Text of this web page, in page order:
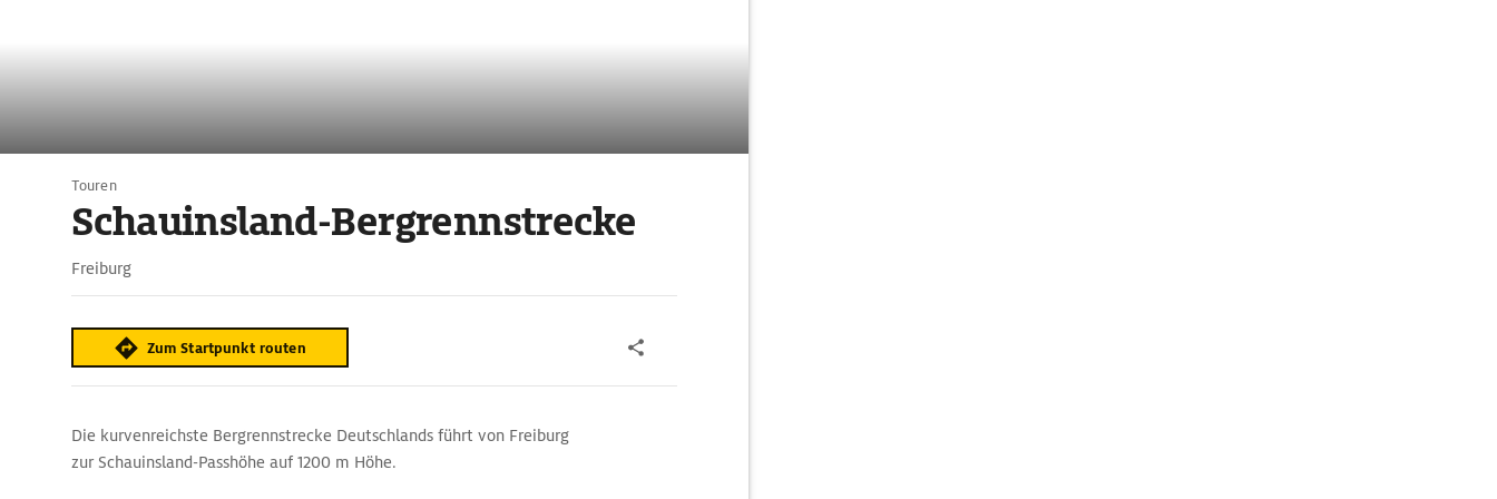
Touren
Schauinsland-Bergrennstrecke
Freiburg
Zum Startpunkt routen
Die kurvenreichste Bergrennstrecke Deutschlands führt von Freiburg
zur Schauinsland-Passhöhe auf 1200 m Höhe.